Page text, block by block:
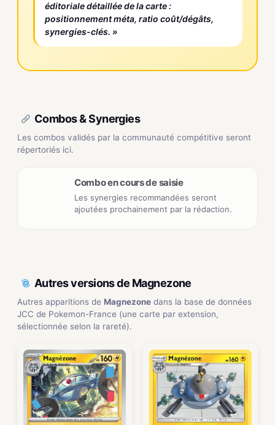
éditoriale détaillée de la carte :
positionnement méta, ratio coût/dégâts,
synergies-clés. »
Combos & Synergies
Les combos validés par la communauté compétitive seront
répertoriés ici.
Combo en cours de saisie
Les synergies recommandées seront
ajoutées prochainement par la rédaction.
Autres versions de Magnezone
Autres apparitions de Magnezone dans la base de données
JCC de Pokemon-France (une carte par extension,
sélectionnée selon la rareté).